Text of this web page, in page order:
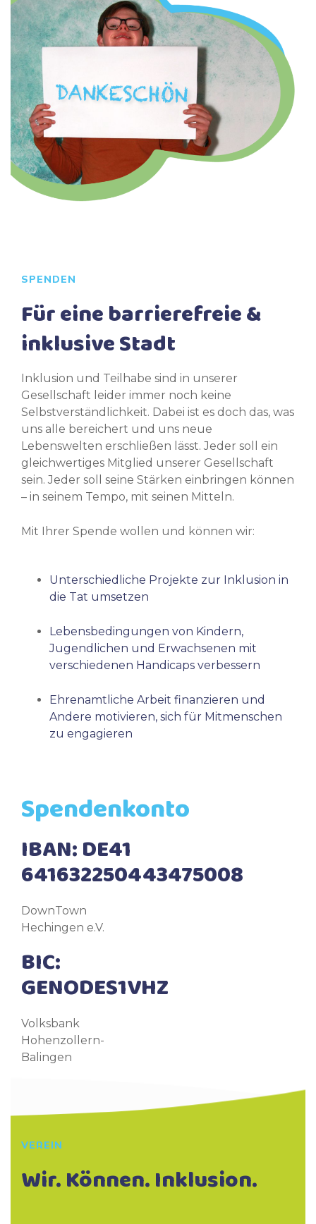
SPENDEN
Für eine barrierefreie &
inklusive Stadt
Inklusion und Teilhabe sind in unserer
Gesellschaft leider immer noch keine
Selbstverständlichkeit. Dabei ist es doch das, was
uns alle bereichert und uns neue
Lebenswelten erschließen lässt. Jeder soll ein
gleichwertiges Mitglied unserer Gesellschaft
sein. Jeder soll seine Stärken einbringen können
– in seinem Tempo, mit seinen Mitteln.
Mit Ihrer Spende wollen und können wir:
Unterschiedliche Projekte zur Inklusion in
die Tat umsetzen
Lebensbedingungen von Kindern,
Jugendlichen und Erwachsenen mit
verschiedenen Handicaps verbessern
Ehrenamtliche Arbeit finanzieren und
Andere motivieren, sich für Mitmenschen
zu engagieren
Spendenkonto
IBAN: DE41
641632250443475008
DownTown
Hechingen e.V.
BIC:
GENODES1VHZ
Volksbank
Hohenzollern-
Balingen
VEREIN
Wir. Können. Inklusion.